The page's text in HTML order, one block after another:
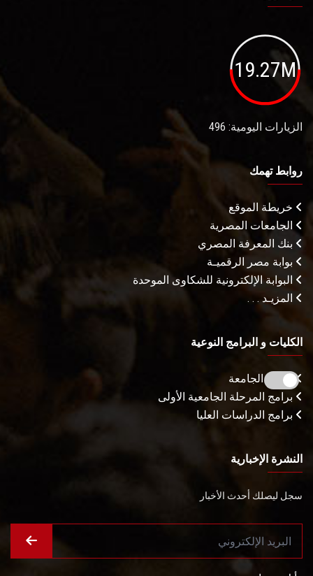
19.27M
الزيارات اليومية: 496
روابط تهمك
خريطة الموقع
الجامعات المصرية
بنك المعرفة المصري
بوابة مصر الرقميـة
البوابة الإلكترونية للشكاوى الموحدة
المزيـد . . .
الكليات و البرامج النوعية
كليات الجامعة
برامج المرحلة الجامعية الأولى
برامج الدراسات العليا
النشرة الإخبارية
سجل ليصلك أحدث الأخبار